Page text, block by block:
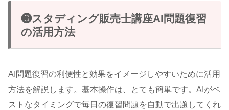
❸スタディング販売士講座AI問題復習
の活用方法
AI問題復習の利便性と効果をイメージしやすいために活用
方法を解説します。基本操作は、とても簡単です。AIがベ
ストなタイミングで毎日の復習問題を自動で出題してくれ